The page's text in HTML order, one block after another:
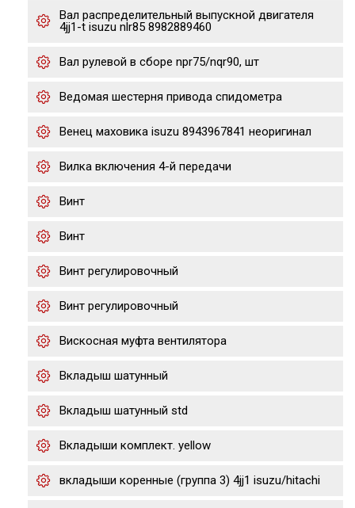
Вал распределительный выпускной двигателя
4jj1-t isuzu nlr85 8982889460
Вал рулевой в сборе npr75/nqr90, шт
Ведомая шестерня привода спидометра
Венец маховика isuzu 8943967841 неоригинал
Вилка включения 4-й передачи
Винт
Винт
Винт регулировочный
Винт регулировочный
Вискосная муфта вентилятора
Вкладыш шатунный
Вкладыш шатунный std
Вкладыши комплект. yellow
вкладыши коренные (группа 3) 4jj1 isuzu/hitachi